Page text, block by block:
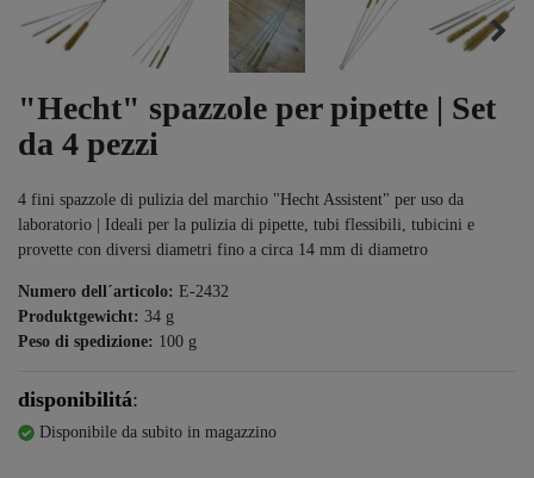
"Hecht" spazzole per pipette | Set
da 4 pezzi
4 fini spazzole di pulizia del marchio "Hecht Assistent" per uso da
laboratorio | Ideali per la pulizia di pipette, tubi flessibili, tubicini e
provette con diversi diametri fino a circa 14 mm di diametro
Numero dell´articolo: E-2432
Produktgewicht: 34 g
Peso di spedizione: 100 g
disponibilitá:
Disponibile da subito in magazzino